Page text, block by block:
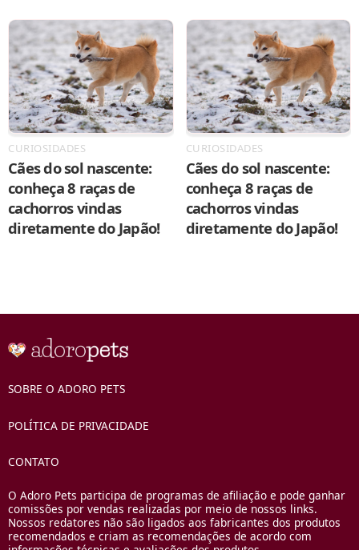
CURIOSIDADES
Cães do sol nascente:
conheça 8 raças de
cachorros vindas
diretamente do Japão!
CURIOSIDADES
Cães do sol nascente:
conheça 8 raças de
cachorros vindas
diretamente do Japão!
SOBRE O ADORO PETS
POLÍTICA DE PRIVACIDADE
CONTATO
O Adoro Pets participa de programas de afiliação e pode ganhar
comissões por vendas realizadas por meio de nossos links.
Nossos redatores não são ligados aos fabricantes dos produtos
recomendados e criam as recomendações de acordo com